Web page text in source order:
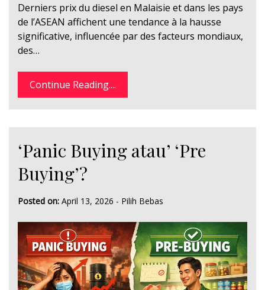
Derniers prix du diesel en Malaisie et dans les pays
de l’ASEAN affichent une tendance à la hausse
significative, influencée par des facteurs mondiaux,
des…
Continue Reading....
‘Panic Buying atau’ ‘Pre
Buying’?
Posted on: April 13, 2026 - Pilih Bebas